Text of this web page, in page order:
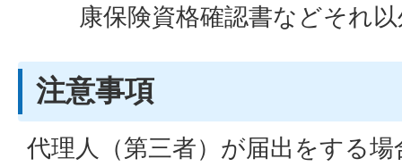
康保険資格確認書などそれ
注意事項
代理人（第三者）が届出をする